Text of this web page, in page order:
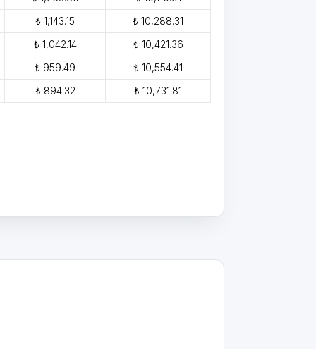
₺ 1,143.15
₺ 10,288.31
₺ 1,042.14
₺ 10,421.36
₺ 959.49
₺ 10,554.41
₺ 894.32 ₺ 10,731.81